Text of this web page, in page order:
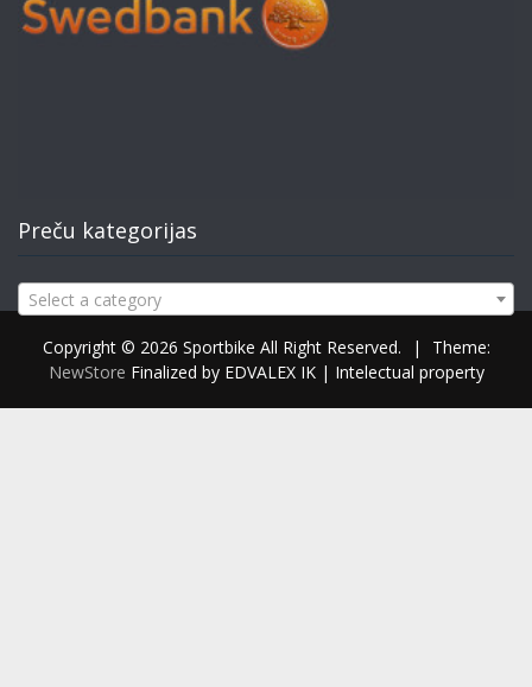
Preču kategorijas
Select a category
Copyright © 2026 Sportbike All Right Reserved. |
Theme:
NewStore Finalized by EDVALEX IK | Intelectual property